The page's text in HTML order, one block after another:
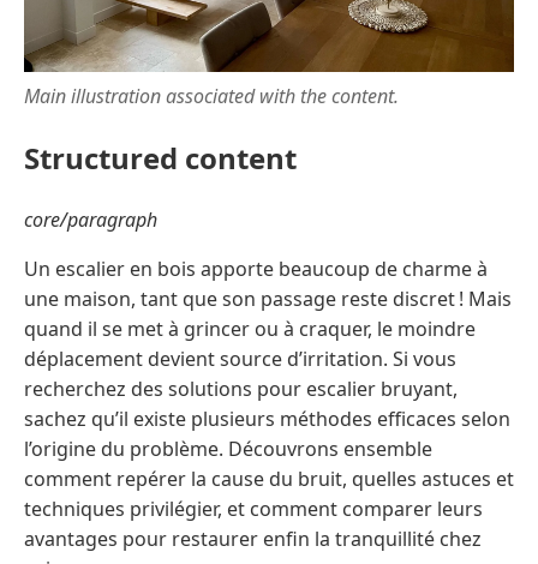
Main illustration associated with the content.
Structured content
core/paragraph
Un escalier en bois apporte beaucoup de charme à
une maison, tant que son passage reste discret ! Mais
quand il se met à grincer ou à craquer, le moindre
déplacement devient source d’irritation. Si vous
recherchez des solutions pour escalier bruyant,
sachez qu’il existe plusieurs méthodes efficaces selon
l’origine du problème. Découvrons ensemble
comment repérer la cause du bruit, quelles astuces et
techniques privilégier, et comment comparer leurs
avantages pour restaurer enfin la tranquillité chez